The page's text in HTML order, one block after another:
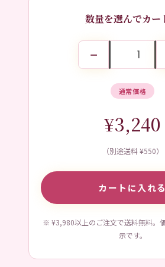
数量を選んでカー
−
通常価格
¥3,240
（別途送料 ¥550）
カートに入れる
※ ¥3,980以上のご注文で送料無料。
示です。